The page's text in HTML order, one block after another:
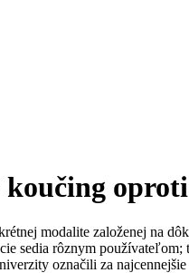
koučing
modalite založenej na
sedia rôznym
označili za